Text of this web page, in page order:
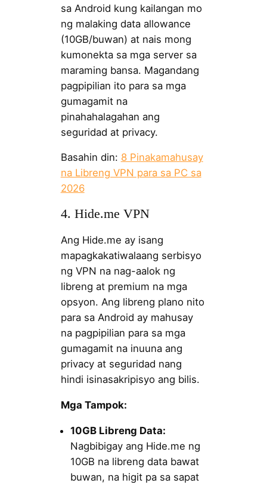
sa Android kung kailangan mo
ng malaking data allowance
(10GB/buwan) at nais mong
kumonekta sa mga server sa
maraming bansa. Magandang
pagpipilian ito para sa mga
gumagamit na
pinahahalagahan ang
seguridad at privacy.
Basahin din: 8 Pinakamahusay
na Libreng VPN para sa PC sa
2026
4. Hide.me VPN
Ang Hide.me ay isang
mapagkakatiwalaang serbisyo
ng VPN na nag-aalok ng
libreng at premium na mga
opsyon. Ang libreng plano nito
para sa Android ay mahusay
na pagpipilian para sa mga
gumagamit na inuuna ang
privacy at seguridad nang
hindi isinasakripisyo ang bilis.
Mga Tampok:
10GB Libreng Data:
Nagbibigay ang Hide.me ng
10GB na libreng data bawat
buwan, na higit pa sa sapat